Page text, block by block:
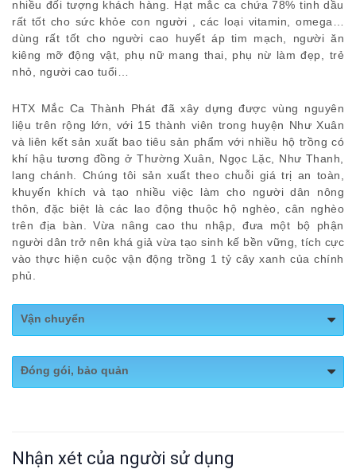
nhiều đối tượng khách hàng. Hạt mắc ca chứa 78% tinh dầu
rất tốt cho sức khỏe con người , các loại vitamin, omega…
dùng rất tốt cho người cao huyết áp tim mạch, người ăn
kiêng mỡ động vật, phụ nữ mang thai, phụ nừ làm đẹp, trẻ
nhỏ, người cao tuổi…
HTX Mắc Ca Thành Phát đã xây dựng được vùng nguyên
liệu trên rộng lớn, với 15 thành viên trong huyện Như Xuân
và liên kết sản xuất bao tiêu sản phẩm với nhiều hộ trồng có
khí hậu tương đồng ở Thường Xuân, Ngọc Lặc, Như Thanh,
lang chánh. Chúng tôi sản xuất theo chuỗi giá trị an toàn,
khuyến khích và tạo nhiều việc làm cho người dân nông
thôn, đặc biệt là các lao động thuộc hộ nghèo, cân nghèo
trên địa bàn. Vừa nâng cao thu nhập, đưa một bộ phận
người dân trở nên khá giả vừa tạo sinh kế bền vững, tích cực
vào thực hiện cuộc vận động trồng 1 tỷ cây xanh của chính
phủ.
Vận chuyển
Vận Chuyển toàn quốc
Đóng gói, bảo quản
Nhận xét của người sử dụng